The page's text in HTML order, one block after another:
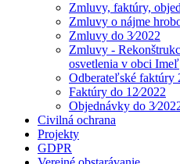
Zmluvy, faktúry,
Zmluvy o nájme
Zmluvy do 3⁄2022
Zmluvy -
osvetlenia v obci Imeľ
Odberateľské faktúry
Faktúry do 12⁄2022
Objednávky do
Civilná ochrana
Projekty
GDPR